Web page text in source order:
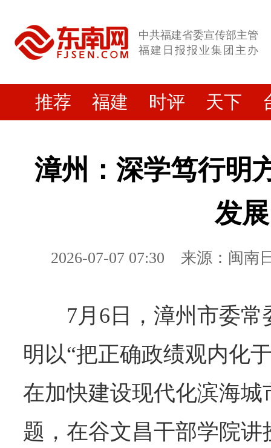
中共福建省委宣传部主管
福建日报报业集团主办
推荐 福建 时评 天下
漳州：深学笃行明
发展
2026-07-07 07:30 来源：闽南
7月6日，漳州市委
明以“把正确政绩观内化
在加快建设现代化滨海城
题，在谷文昌干部学院